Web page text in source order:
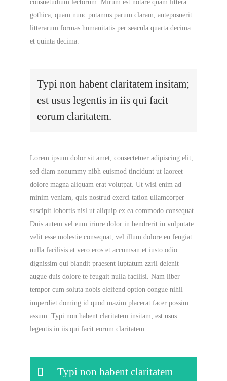
consuetudium lectorum. Mirum est notare quam littera
gothica, quam nunc putamus parum claram, anteposuerit
litterarum formas humanitatis per seacula quarta decima
et quinta decima.
Typi non habent claritatem insitam;
est usus legentis in iis qui facit
eorum claritatem.
Lorem ipsum dolor sit amet, consectetuer adipiscing elit,
sed diam nonummy nibh euismod tincidunt ut laoreet
dolore magna aliquam erat volutpat. Ut wisi enim ad
minim veniam, quis nostrud exerci tation ullamcorper
suscipit lobortis nisl ut aliquip ex ea commodo consequat.
Duis autem vel eum iriure dolor in hendrerit in vulputate
velit esse molestie consequat, vel illum dolore eu feugiat
nulla facilisis at vero eros et accumsan et iusto odio
dignissim qui blandit praesent luptatum zzril delenit
augue duis dolore te feugait nulla facilisi. Nam liber
tempor cum soluta nobis eleifend option congue nihil
imperdiet doming id quod mazim placerat facer possim
assum. Typi non habent claritatem insitam; est usus
legentis in iis qui facit eorum claritatem.
Typi non habent claritatem